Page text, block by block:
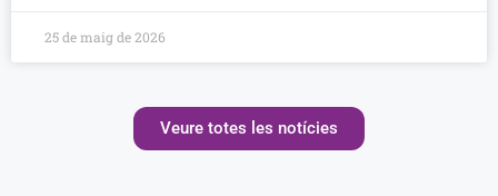
25 de maig de 2026
Veure totes les notícies